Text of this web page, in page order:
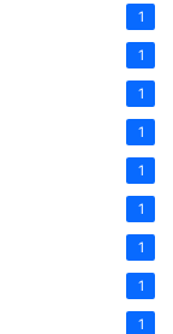
1
1
1
1
1
1
1
1
1